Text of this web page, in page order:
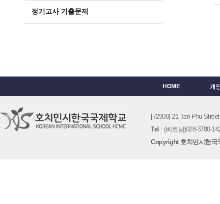
정기고사 기출문제
HOME 개
[72908] 21 Tan Phu
Tel : (베트남)028-3780-
Copyright 호치민시한국